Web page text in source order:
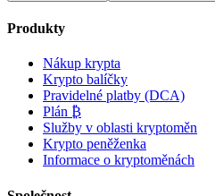
Produkty
Nákup krypta
Krypto balíčky
Pravidelné platby (DCA)
Plán ₿
Služby v oblasti kryptoměn
Krypto peněženka
Informace o kryptoměnách